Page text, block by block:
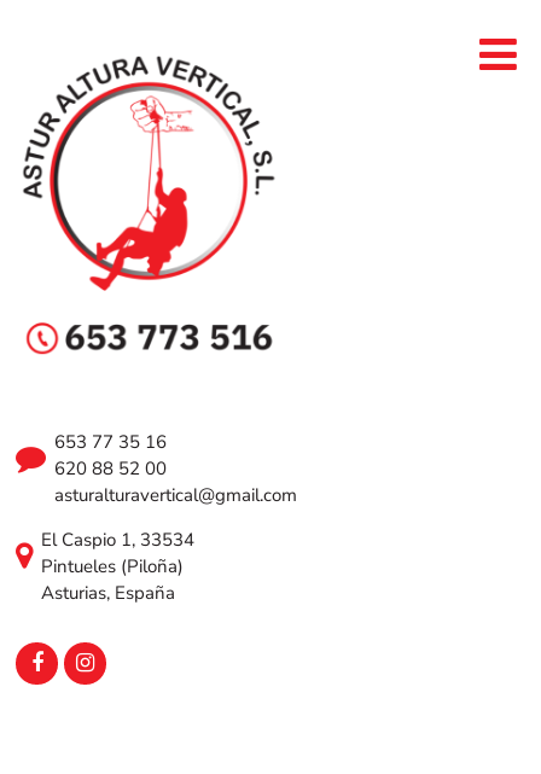
653 77 35 16
620 88 52 00
asturalturavertical@gmail.com
El Caspio 1, 33534
Pintueles (Piloña)
Asturias, España